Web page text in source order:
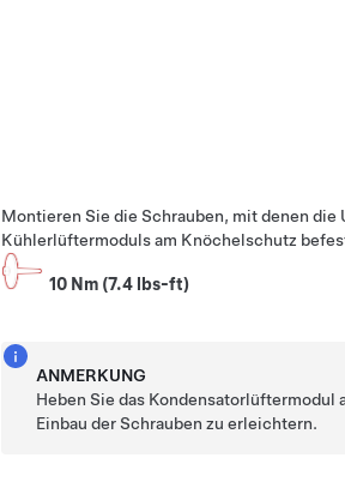
Montieren Sie die Schrauben, mit denen die
Kühlerlüftermoduls am Knöchelschutz
10 Nm (7.4 lbs-ft)
ANMERKUNG
Heben Sie das Kondensatorlüftermodul
Einbau der Schrauben zu erleichtern.